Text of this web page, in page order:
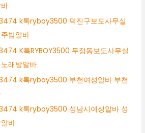
k톡ryboy3500 덕진구보도사무실
밤알바
K톡RYBOY3500 두정동보도사무실
래방알바
k톡ryboy3500 부천여성알바 부천
k톡ryboy3500 성남시여성알바 성
바